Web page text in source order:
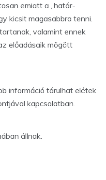
emiatt a „határ-
kicsit magasabbra tenni.
valamint ennek
előadásaik mögött
információ tárulhat elétek
kapcsolatban.
állnak.